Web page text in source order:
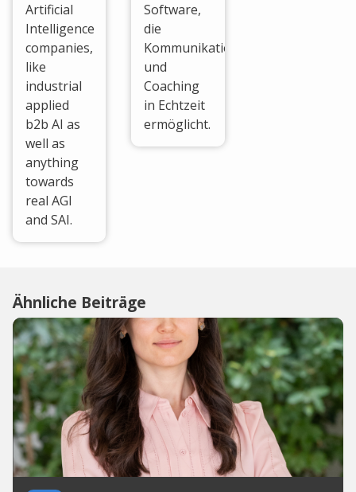
Artificial
Intelligence
companies,
like
industrial
applied
b2b AI as
well as
anything
towards
real AGI
and SAI.
Software,
die
Kommunikationsanalysen
und
Coaching
in Echtzeit
ermöglicht.
Ähnliche Beiträge